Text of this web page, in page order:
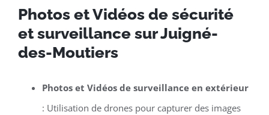
Photos et Vidéos de sécurité
et surveillance sur Juigné-
des-Moutiers
Photos et Vidéos de surveillance en extérieur
: Utilisation de drones pour capturer des images